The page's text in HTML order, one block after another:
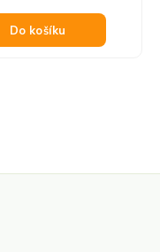
Do košíku